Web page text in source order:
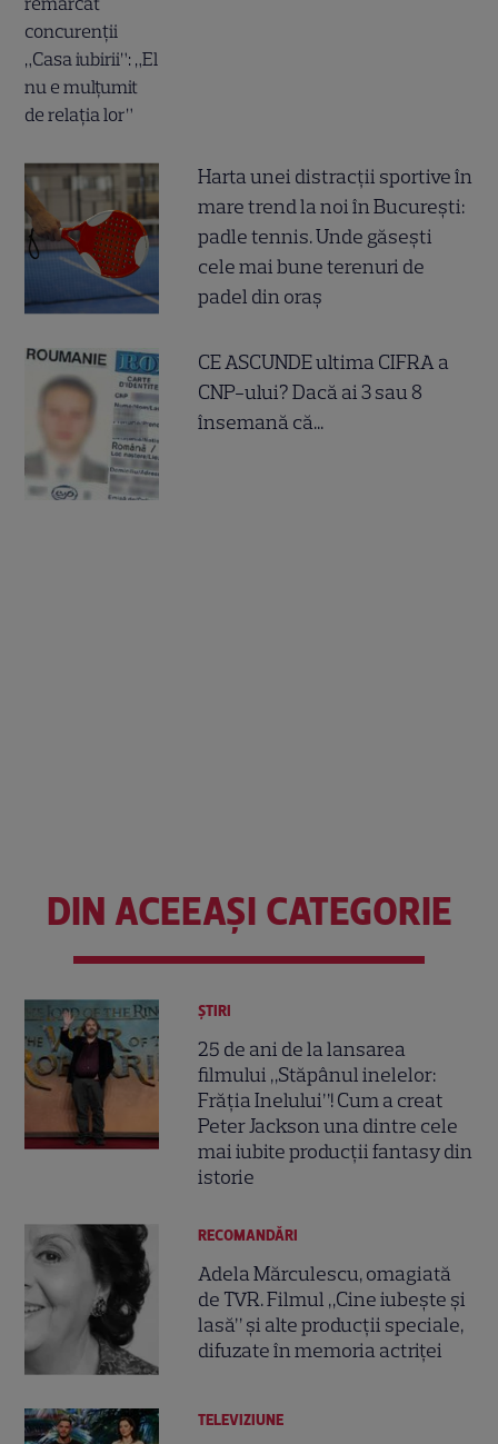
Harta unei distracții sportive în
mare trend la noi în București:
padle tennis. Unde găsești
cele mai bune terenuri de
padel din oraș
CE ASCUNDE ultima CIFRA a
CNP-ului? Dacă ai 3 sau 8
însemană că...
DIN ACEEAȘI CATEGORIE
ȘTIRI
25 de ani de la lansarea
filmului „Stăpânul inelelor:
Frăția Inelului”! Cum a creat
Peter Jackson una dintre cele
mai iubite producții fantasy din
istorie
RECOMANDĂRI
Adela Mărculescu, omagiată
de TVR. Filmul „Cine iubește și
lasă” și alte producții speciale,
difuzate în memoria actriței
TELEVIZIUNE